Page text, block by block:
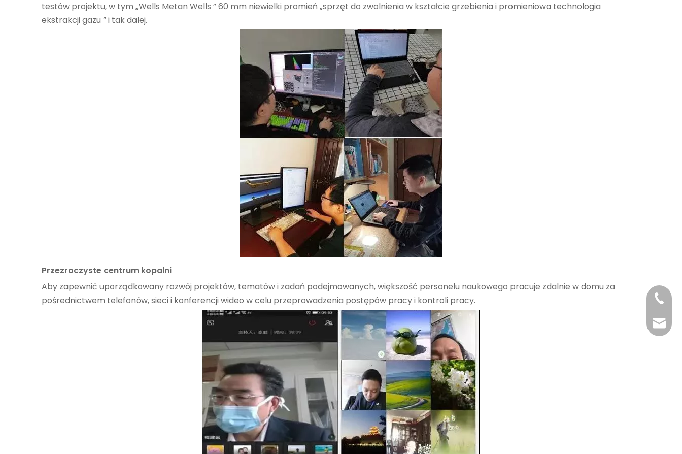
testów projektu, w tym „Wells Metan Wells ” 60 mm niewielki promień „sprzęt do zwolnienia w kształcie grzebienia i promieniowa technologia
ekstrakcji gazu ” i tak dalej.
Przezroczyste centrum kopalni
Aby zapewnić uporządkowany rozwój projektów, tematów i zadań podejmowanych, większość personelu naukowego pracuje zdalnie w domu za
pośrednictwem telefonów, sieci i konferencji wideo w celu przeprowadzenia postępów pracy i kontroli pracy.
+86-
+86-